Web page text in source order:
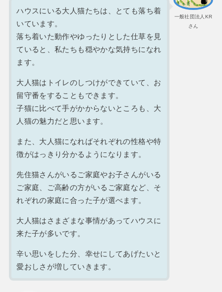
一般社団法人KR
さん
ハウスにいる大人猫たちは、とても落ち着
いています。
落ち着いた動作やゆったりとした仕草を見
ていると、私たちも穏やかな気持ちになれ
ます。
大人猫はトイレのしつけができていて、お
留守番をすることもできます。
子猫に比べて手がかからないところも、大
人猫の魅力だと思います。
また、大人猫になればそれぞれの性格や特
徴がはっきり分かるようになります。
先住猫さんがいるご家庭やお子さんがいる
ご家庭、ご高齢の方がいるご家庭など、そ
れぞれの家庭に合った子が選べます。
大人猫はさまざまな事情があってハウスに
来た子が多いです。
辛い思いをした分、幸せにしてあげたいと
愛おしさが増していきます。